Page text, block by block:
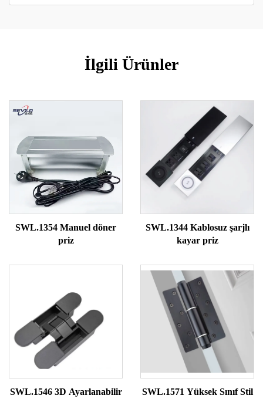
İlgili Ürünler
SWL.1354 Manuel döner
priz
SWL.1344 Kablosuz şarjlı
kayar priz
SWL.1546 3D Ayarlanabilir SWL.1571 Yüksek Sınıf Stil